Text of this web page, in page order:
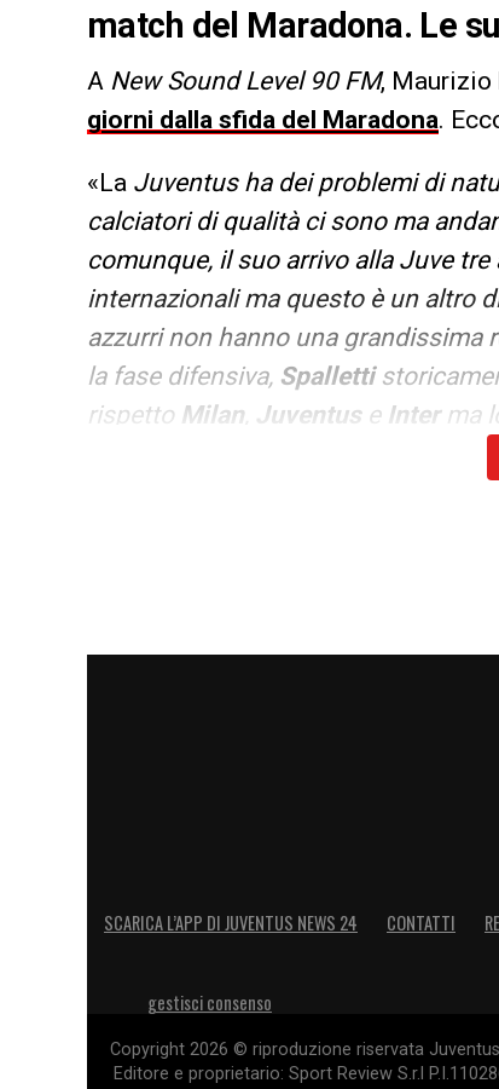
match del Maradona. Le
A New Sound Level 90 FM, Maurizio
giorni dalla sfida del Maradona.
«La Juventus ha dei problemi di
calciatori di qualità ci sono ma
comunque, il suo arrivo alla Juve
internazionali ma questo è un altro
azzurri non hanno una grandissima
la fase difensiva, Spalletti
rispetto Milan Juventuse Interma
LA PLAYLIST DELLE NOSTRE TOP
SCARICA L’APP DI JUVENTUS NEWS 24 CONTATTI
gestisci consenso
Copyright 2026 © riproduzione riservata
Editore e proprietario: Sport Review S.r.l